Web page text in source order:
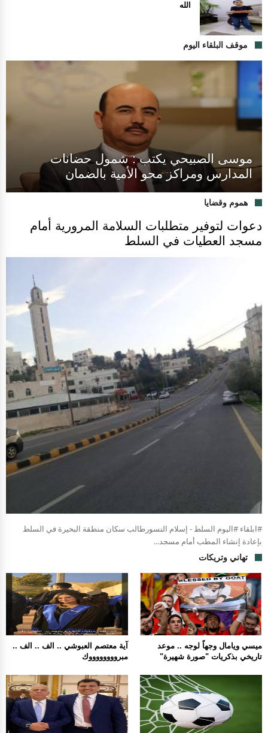
الله
موقف البلقاء اليوم
موسى الصبيحي يكتب : شمول حضانات
المدارس ومراكز محو الأمية بالضمان
هموم وقضايا
دعوات لتوفير متطلبات السلامة المرورية أمام
مسجد العطيات في السلط
#ابلقاء #اليوم السلط - إسلام النسورطالب سكان منطقة البحيرة في السلط
بإعادة إنشاء المطب أمام مسجد...
تهاني وتريكات
آية معتصم العبوشي .. الف .. الف ..
مبرووووووووك
ميسي ويامال وجهاً لوجه .. موعد
تاريخي بذكريات "صورة شهيرة"